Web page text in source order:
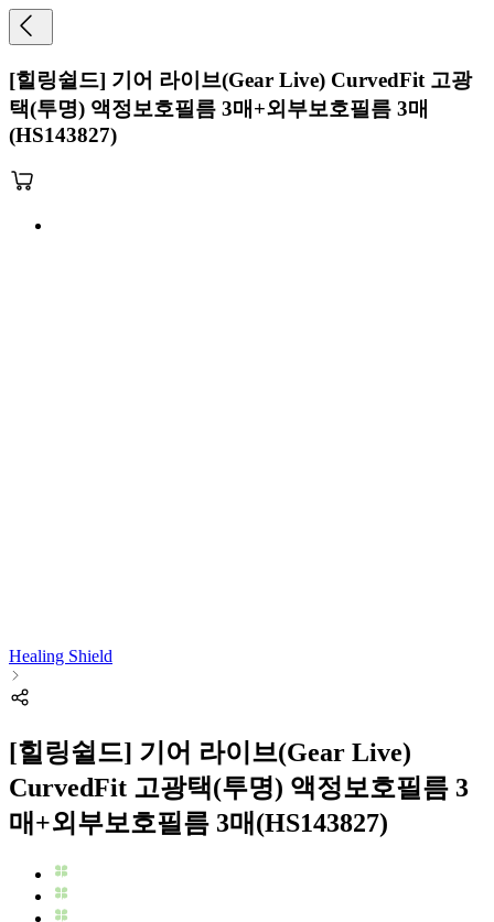
[힐링쉴드] 기어 라이브(Gear Live) CurvedFit 고광
택(투명) 액정보호필름 3매+외부보호필름 3매
(HS143827)
Healing Shield
[힐링쉴드] 기어 라이브(Gear Live)
CurvedFit 고광택(투명) 액정보호필름 3
매+외부보호필름 3매(HS143827)